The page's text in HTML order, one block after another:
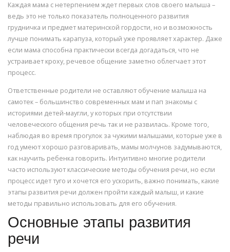
Каждая мама с нетерпением ждет первых слов своего малыша –
ведь это не только показатель полноценного развития
грудничка и предмет материнской гордости, но и возможность
лучше понимать карапуза, который уже проявляет характер. Даже
если мама способна практически всегда догадаться, что не
устраивает кроху, речевое общение заметно облегчает этот
процесс.
Ответственные родители не оставляют обучение малыша на
самотек – большинство современных мам и пап знакомы с
историями детей-маугли, у которых при отсутствии
человеческого общения речь так и не развилась. Кроме того,
наблюдая во время прогулок за чужими малышами, которые уже в
год умеют хорошо разговаривать, мамы молчунов задумываются,
как научить ребенка говорить. Интуитивно многие родители
часто используют классические методы обучения речи, но если
процесс идет туго и хочется его ускорить, важно понимать, какие
этапы развития речи должен пройти каждый малыш, и какие
методы правильно использовать для его обучения.
Основные этапы развития
речи